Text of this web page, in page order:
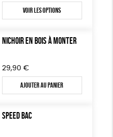
Voir les options
NICHOIR EN BOIS À MONTER
29,90 €
Ajouter au panier
SPEED BAC